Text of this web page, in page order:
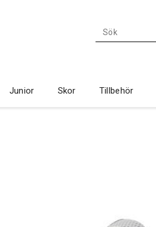
Junior Skor Tillbehör